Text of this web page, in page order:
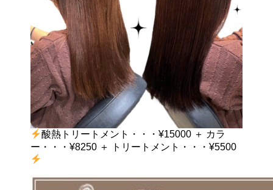
酸熱トリートメント・・・¥15000 ＋ カラ
ー・・・¥8250 ＋ トリートメント・・・¥5500